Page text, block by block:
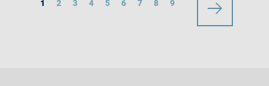
1 2 3 4 5 6 7 8 9